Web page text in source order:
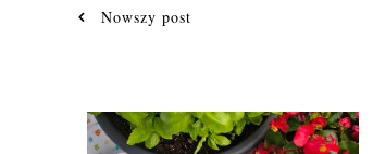
Nowszy post